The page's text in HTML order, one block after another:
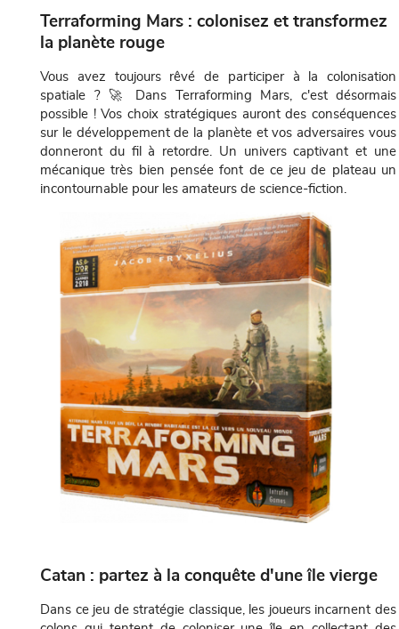
Terraforming Mars : colonisez et transformez
la planète rouge
Vous avez toujours rêvé de participer à la colonisation
spatiale ? 🚀 Dans Terraforming Mars, c'est désormais
possible ! Vos choix stratégiques auront des conséquences
sur le développement de la planète et vos adversaires vous
donneront du fil à retordre. Un univers captivant et une
mécanique très bien pensée font de ce jeu de plateau un
incontournable pour les amateurs de science-fiction.
Catan : partez à la conquête d'une île vierge
Dans ce jeu de stratégie classique, les joueurs incarnent des